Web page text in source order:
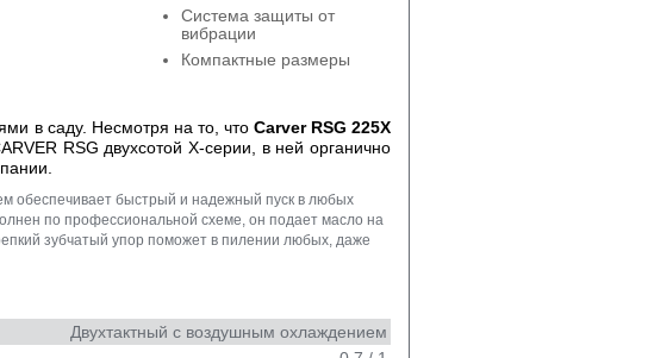
Система защиты от
вибрации
Компактные размеры
в саду. Несмотря на то, что Carver RSG 225X
RSG двухсотой Х-серии, в ней органично
обеспечивает быстрый и надежный пуск в любых
по профессиональной схеме, он подает масло на
зубчатый упор поможет в пилении любых, даже
Двухтактный с воздушным охлаждением